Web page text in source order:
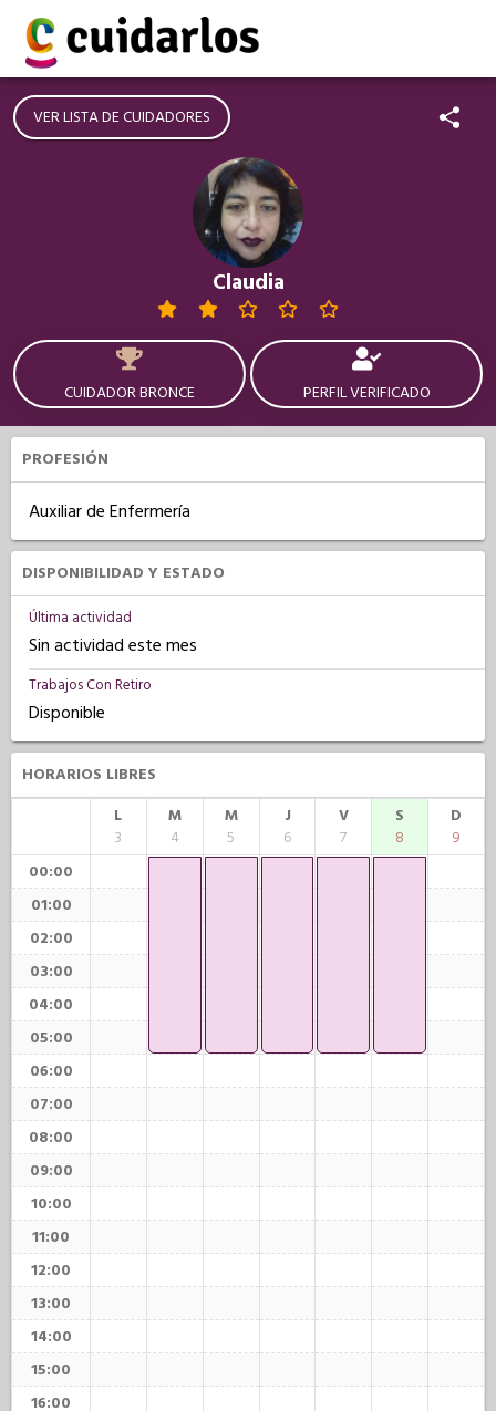
VER LISTA DE CUIDADORES
Claudia
CUIDADOR BRONCE PERFIL VERIFICADO
PROFESIÓN
Auxiliar de Enfermería
DISPONIBILIDAD Y ESTADO
Última actividad
Sin actividad este mes
Trabajos Con Retiro
Disponible
HORARIOS LIBRES
L
3
M
4
M
5
J
6
V
7
S
8
D
9
00:00
01:00
02:00
03:00
04:00
05:00
06:00
07:00
08:00
09:00
10:00
11:00
12:00
13:00
14:00
15:00
16:00